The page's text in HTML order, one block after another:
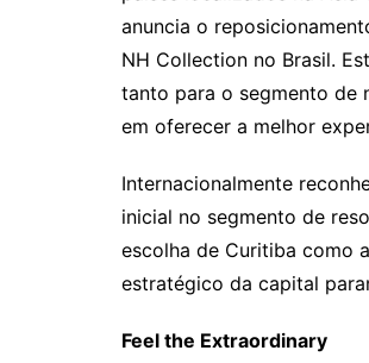
anuncia o
NH Collection no Brasil.
tanto para o segmento de
em oferecer a melhor
Internacionalmente
inicial no segmento de
escolha de Curitiba como
estratégico da capital
Feel the Extraordinary